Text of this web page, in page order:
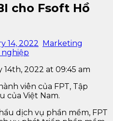
cho Fsoft Hồ
14, 2022 Marketing
2022 at 09:45 am
viên của FPT, Tập
của Việt Nam.
dịch vụ phần mềm, FPT